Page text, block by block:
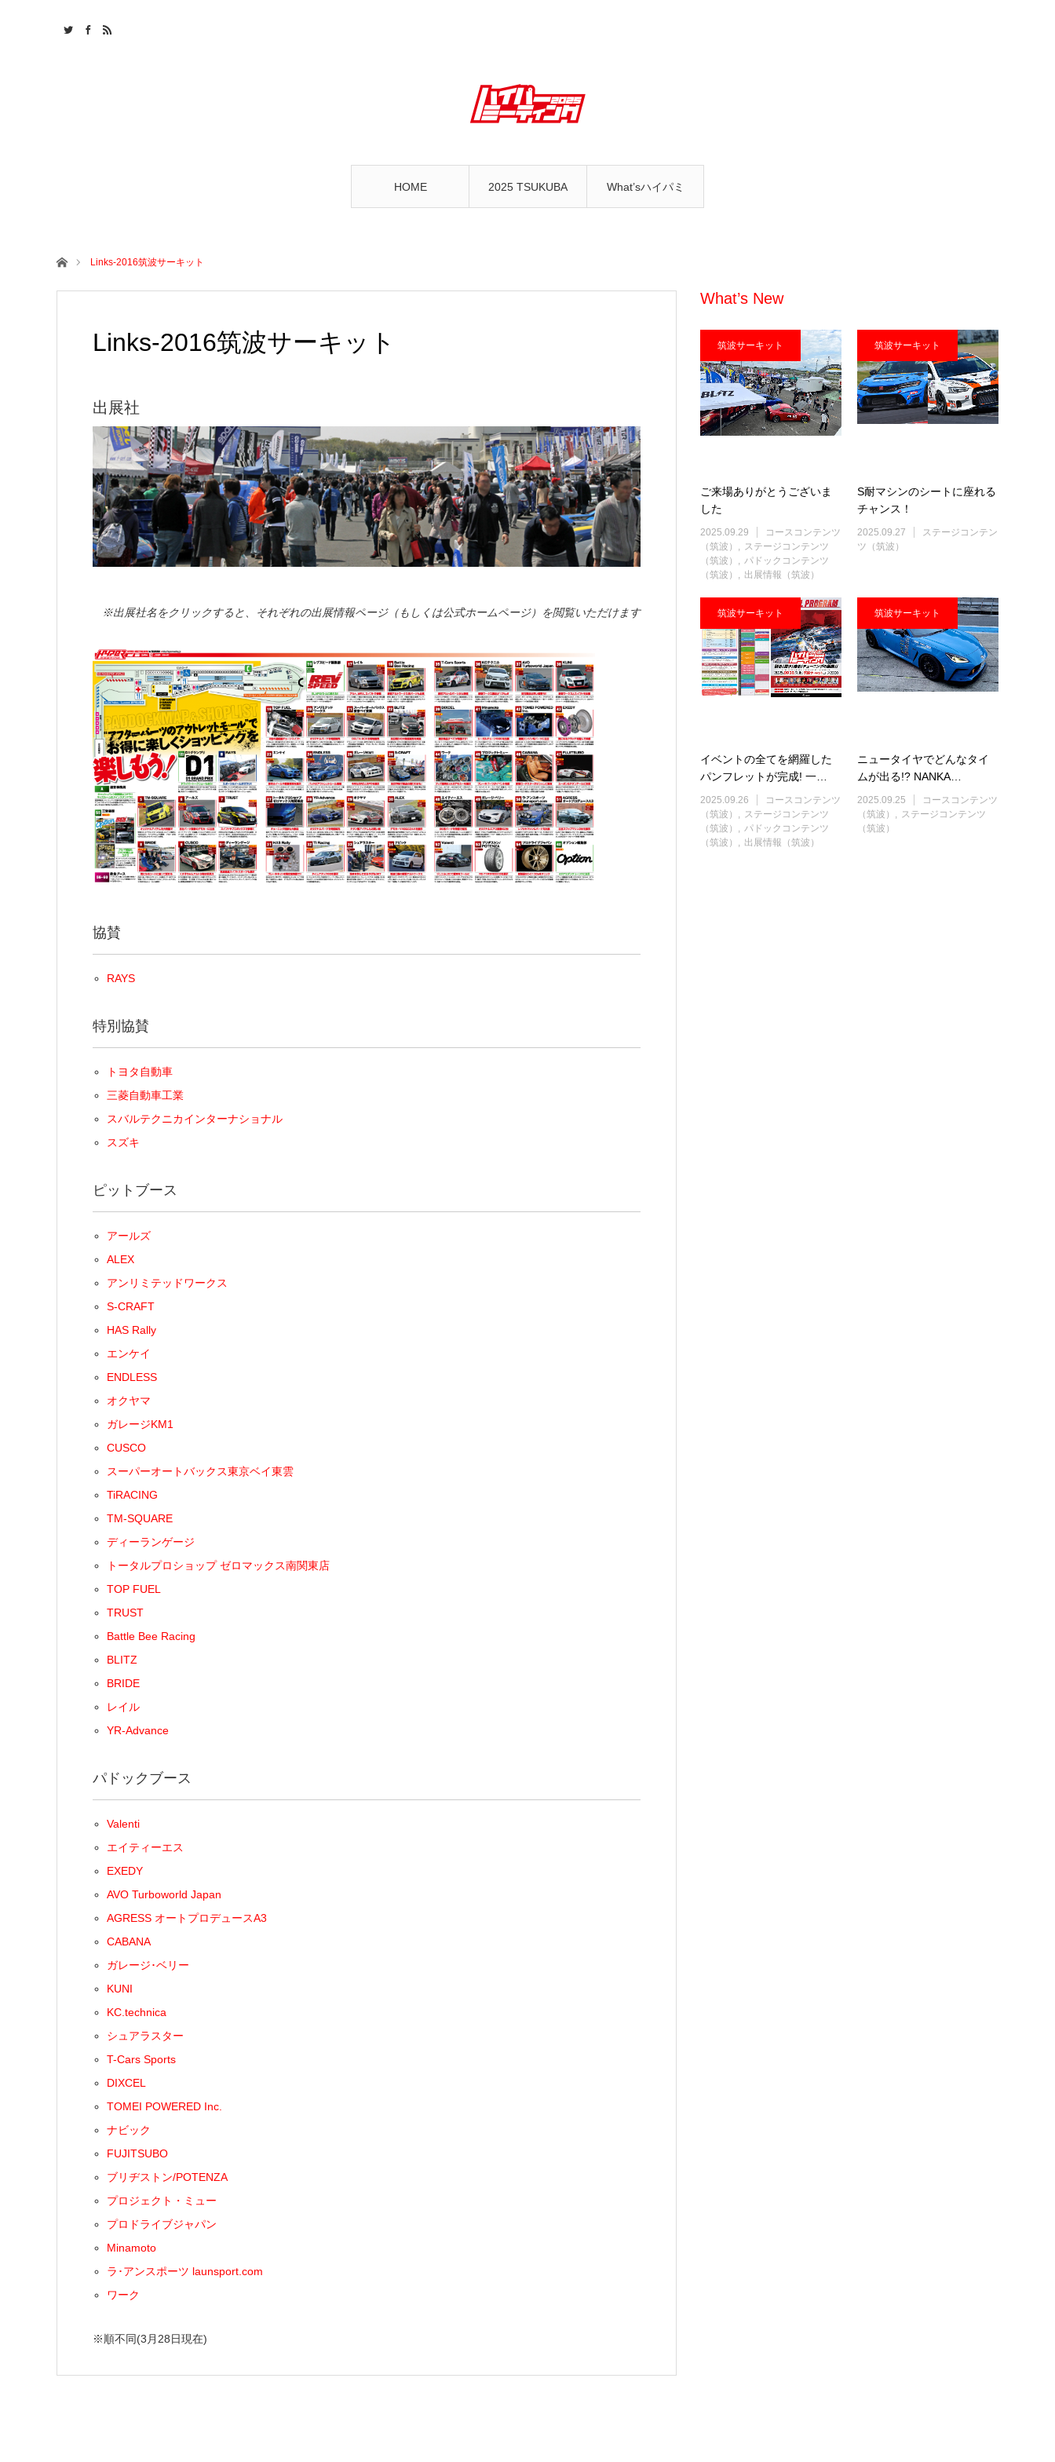
HOME 2025 TSUKUBA What’sハイパミ
ホームLinks-2016筑波サーキット
Links-2016筑波サーキット
出展社
※出展社名をクリックすると、それぞれの出展情報ページ（もしくは公式ホームページ）を閲覧いただけます
協賛
RAYS
特別協賛
トヨタ自動車
三菱自動車工業
スバルテクニカインターナショナル
スズキ
ピットブース
アールズ
ALEX
アンリミテッドワークス
S-CRAFT
HAS Rally
エンケイ
ENDLESS
オクヤマ
ガレージKM1
CUSCO
スーパーオートバックス東京ベイ東雲
TiRACING
TM-SQUARE
ディーランゲージ
トータルプロショップ ゼロマックス南関東店
TOP FUEL
TRUST
Battle Bee Racing
BLITZ
BRIDE
レイル
YR-Advance
パドックブース
Valenti
エイティーエス
EXEDY
AVO Turboworld Japan
AGRESS オートプロデュースA3
CABANA
ガレージ･ベリー
KUNI
KC.technica
シュアラスター
T-Cars Sports
DIXCEL
TOMEI POWERED Inc.
ナビック
FUJITSUBO
ブリヂストン/POTENZA
プロジェクト・ミュー
プロドライブジャパン
Minamoto
ラ･アンスポーツ launsport.com
ワーク
※順不同(3月28日現在)
What’s New
筑波サーキット
ご来場ありがとうございま
した
2025.09.29
コースコンテンツ
（筑波）
ステージコンテンツ
（筑波）
パドックコンテンツ
（筑波）
出展情報（筑波）
筑波サーキット
S耐マシンのシートに座れる
チャンス！
2025.09.27
ステージコンテン
ツ（筑波）
筑波サーキット
イベントの全てを網羅した
パンフレットが完成! 一…
2025.09.26
コースコンテンツ
（筑波）
ステージコンテンツ
（筑波）
パドックコンテンツ
（筑波）
出展情報（筑波）
筑波サーキット
ニュータイヤでどんなタイ
ムが出る!? NANKA…
2025.09.25
コースコンテンツ
（筑波）
ステージコンテンツ
（筑波）